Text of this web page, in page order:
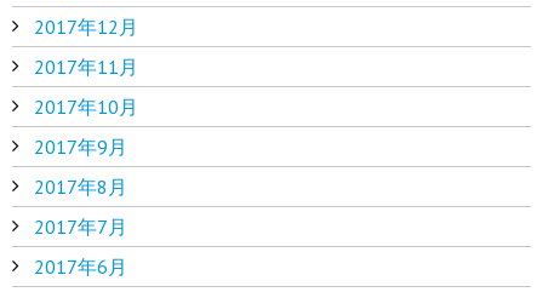
2017年12月
2017年11月
2017年10月
2017年9月
2017年8月
2017年7月
2017年6月